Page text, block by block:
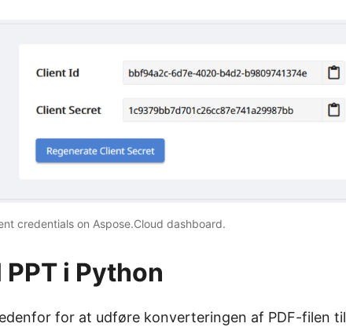
credentials on Aspose.Cloud dashboard.
i Python
for at udføre konverteringen af PDF-filen til